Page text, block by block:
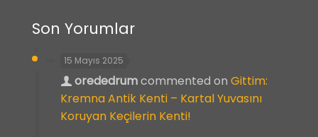
Son Yorumlar
15 Mayıs 2025
orededrumcommented on Gittim:
Kremna Antik Kenti – Kartal Yuvasını
Koruyan Keçilerin Kenti!